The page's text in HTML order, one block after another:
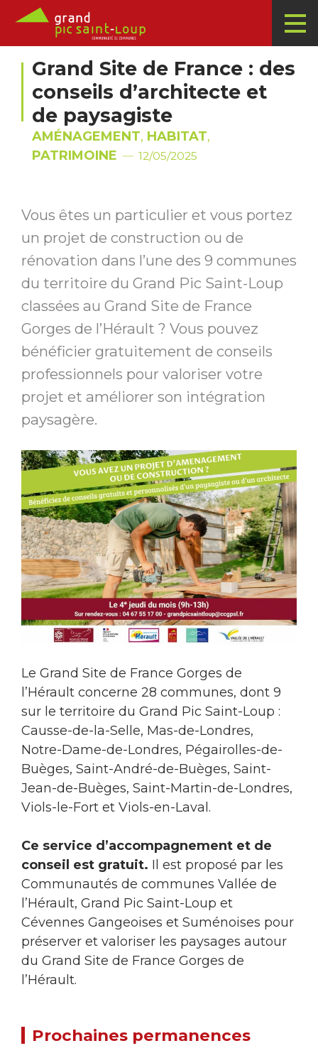
Grand Site de France : des
conseils d’architecte et
de paysagiste
AMÉNAGEMENT, HABITAT,
PATRIMOINE
12/05/2025
Vous êtes un particulier et vous portez
un projet de construction ou de
rénovation dans l’une des 9 communes
du territoire du Grand Pic Saint-Loup
classées au Grand Site de France
Gorges de l’Hérault ? Vous pouvez
bénéficier gratuitement de conseils
professionnels pour valoriser votre
projet et améliorer son intégration
paysagère.
Le Grand Site de France Gorges de
l’Hérault concerne 28 communes, dont 9
sur le territoire du Grand Pic Saint-Loup :
Causse-de-la-Selle, Mas-de-Londres,
Notre-Dame-de-Londres, Pégairolles-de-
Buèges, Saint-André-de-Buèges, Saint-
Jean-de-Buèges, Saint-Martin-de-Londres,
Viols-le-Fort et Viols-en-Laval.
Ce service d’accompagnement et de
conseil est gratuit. Il est proposé par les
Communautés de communes Vallée de
l’Hérault, Grand Pic Saint-Loup et
Cévennes Gangeoises et Suménoises pour
préserver et valoriser les paysages autour
du Grand Site de France Gorges de
l’Hérault.
Prochaines permanences